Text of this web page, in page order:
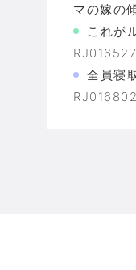
マの嫁の
これが
全員寝